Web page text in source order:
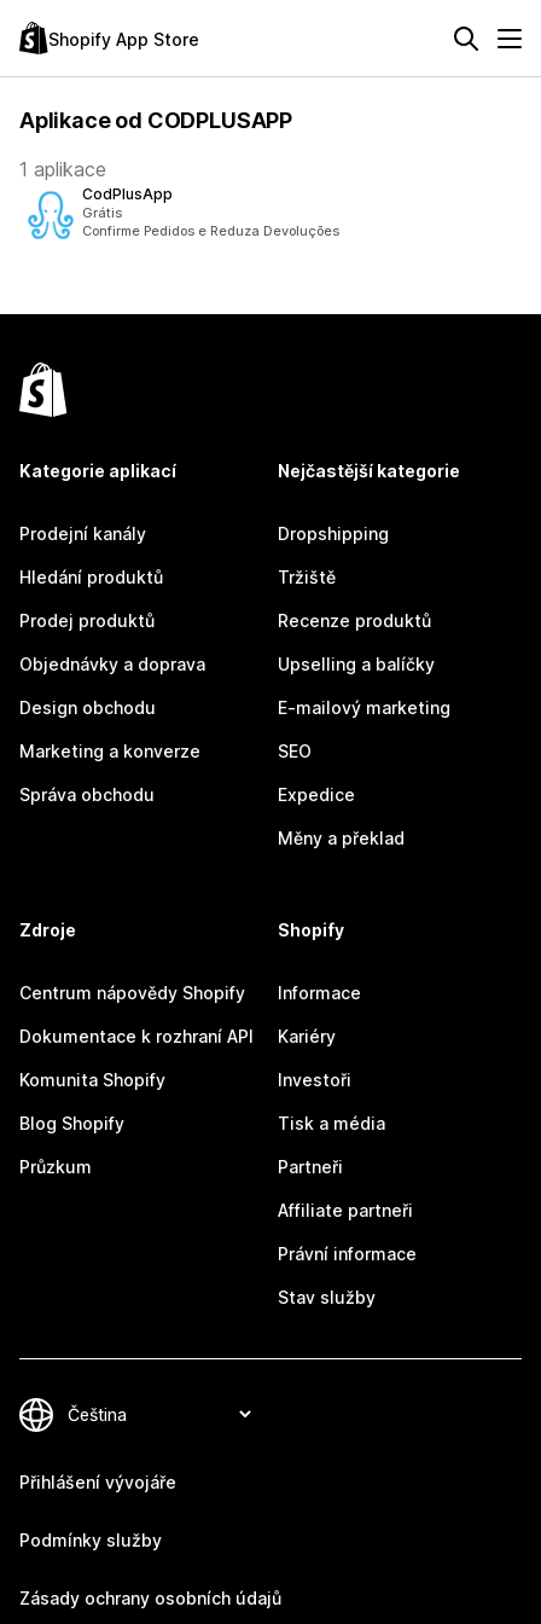
Shopify App Store
Aplikace od CODPLUSAPP
1 aplikace
CodPlusApp
Grátis
Confirme Pedidos e Reduza Devoluções
Kategorie aplikací
Prodejní kanály
Hledání produktů
Prodej produktů
Objednávky a doprava
Design obchodu
Marketing a konverze
Správa obchodu
Nejčastější kategorie
Dropshipping
Tržiště
Recenze produktů
Upselling a balíčky
E-mailový marketing
SEO
Expedice
Měny a překlad
Zdroje
Centrum nápovědy Shopify
Dokumentace k rozhraní API
Komunita Shopify
Blog Shopify
Průzkum
Shopify
Informace
Kariéry
Investoři
Tisk a média
Partneři
Affiliate partneři
Právní informace
Stav služby
Přihlášení vývojáře
Podmínky služby
Zásady ochrany osobních údajů